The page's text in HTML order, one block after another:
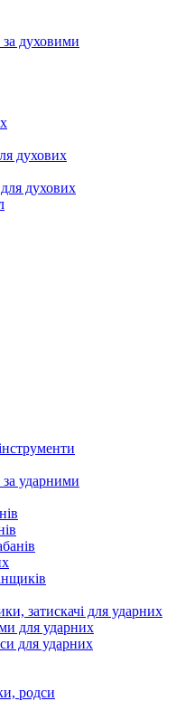
за духовими
духових
духових
за ударними
затискачі для ударних
для ударних
для ударних
родси